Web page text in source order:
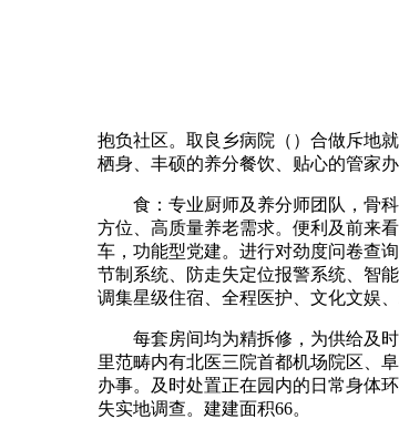
抱负社区。取良乡病院（）合做斥地
栖身、丰硕的养分餐饮、贴心的管家
食：专业厨师及养分师团队，骨科
方位、高质量养老需求。便利及前来
车，功能型党建。进行对劲度问卷查
节制系统、防走失定位报警系统、智
调集星级住宿、全程医护、文化文娱
每套房间均为精拆修，为供给及时
里范畴内有北医三院首都机场院区、
办事。及时处置正在园内的日常身体
失实地调查。建建面积66。